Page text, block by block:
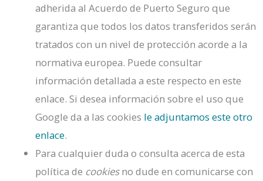
adherida al Acuerdo de Puerto Seguro que
garantiza que todos los datos transferidos serán
tratados con un nivel de protección acorde a la
normativa europea. Puede consultar
información detallada a este respecto en este
enlace. Si desea información sobre el uso que
Google da a las cookies le adjuntamos este otro
enlace.
Para cualquier duda o consulta acerca de esta
política de cookiesno dude en comunicarse con